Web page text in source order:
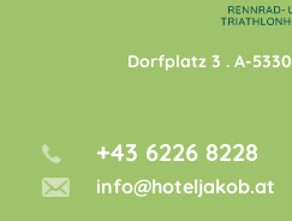
Dorfplatz 3 . A-5330
+43 6226 8228
info@hoteljakob.at